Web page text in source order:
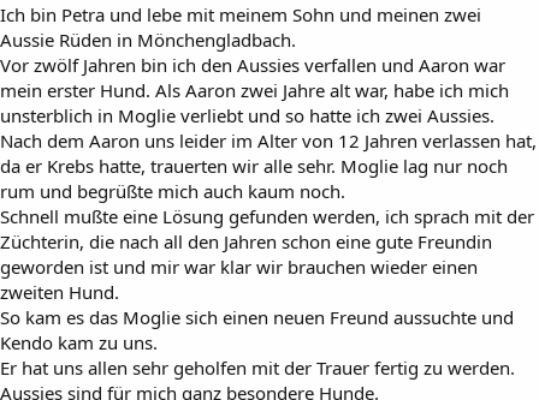
Ich bin Petra und lebe mit meinem Sohn und meinen zwei
Aussie Rüden in Mönchengladbach.
Vor zwölf Jahren bin ich den Aussies verfallen und Aaron war
mein erster Hund. Als Aaron zwei Jahre alt war, habe ich mich
unsterblich in Moglie verliebt und so hatte ich zwei Aussies.
Nach dem Aaron uns leider im Alter von 12 Jahren verlassen hat,
da er Krebs hatte, trauerten wir alle sehr. Moglie lag nur noch
rum und begrüßte mich auch kaum noch.
Schnell mußte eine Lösung gefunden werden, ich sprach mit der
Züchterin, die nach all den Jahren schon eine gute Freundin
geworden ist und mir war klar wir brauchen wieder einen
zweiten Hund.
So kam es das Moglie sich einen neuen Freund aussuchte und
Kendo kam zu uns.
Er hat uns allen sehr geholfen mit der Trauer fertig zu werden.
Aussies sind für mich ganz besondere Hunde.